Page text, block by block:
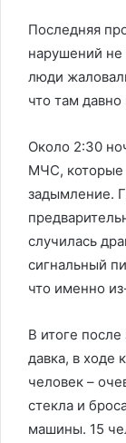
Последняя
нарушений не
люди
что там
Около 2:30
МЧС, которые
задымление.
случилась
сигнальный
что именно
В итоге
давка, в ходе
человек –
стекла и
машины. 15